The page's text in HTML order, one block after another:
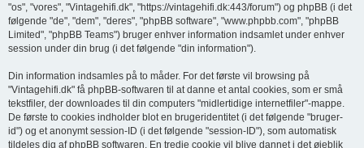
"os", "vores", "Vintagehifi.dk", "https://vintagehifi.dk:443/forum") og phpBB (i det
følgende "de", "dem", "deres", "phpBB software", "www.phpbb.com", "phpBB
Limited", "phpBB Teams") bruger enhver information indsamlet under enhver
session under din brug (i det følgende "din information").
Din information indsamles på to måder. For det første vil browsing på
"Vintagehifi.dk" få phpBB-softwaren til at danne et antal cookies, som er små
tekstfiler, der downloades til din computers "midlertidige internetfiler"-mappe.
De første to cookies indholder blot en brugeridentitet (i det følgende "bruger-
id") og et anonymt session-ID (i det følgende "session-ID"), som automatisk
tildeles dig af phpBB softwaren. En tredje cookie vil blive dannet i det øjeblik